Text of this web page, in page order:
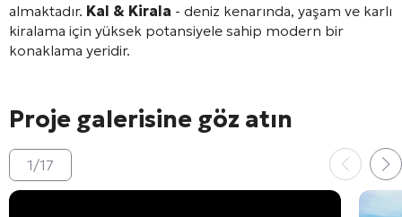
almaktadır. Kal & Kirala - deniz kenarında, yaşam ve karlı
kiralama için yüksek potansiyele sahip modern bir
konaklama yeridir.
Proje galerisine göz atın
1/17